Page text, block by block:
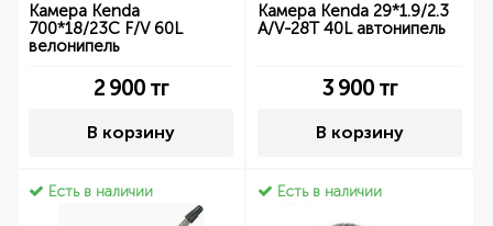
Камера Kenda
700*18/23C F/V 60L
велонипель
2 900 тг
В корзину
Камера Kenda 29*1.9/2.3
A/V-28T 40L автонипель
3 900 тг
В корзину
Есть в наличии Есть в наличии